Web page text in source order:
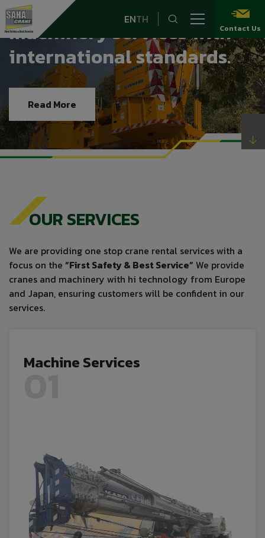
ENTH
Contact Us
providing comprehensive
machinery services with
international standards.
Read More
OUR SERVICES
We are providing one stop crane rental services with a
focus on the “First Safety & Best Service” We provide
cranes and machinery with hi technology from Europe
and Japan, ensuring customers will be confident in our
services.
Machine Services
01